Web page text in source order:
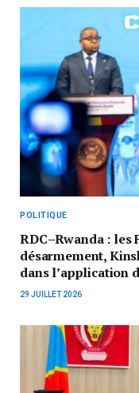
POLITIQUE
RDC–Rwanda : les
désarmement,
dans l’application
29 JUILLET 2026